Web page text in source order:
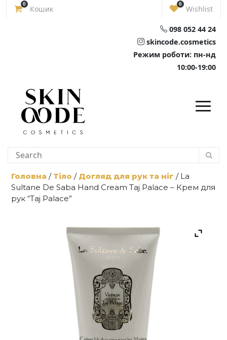
Skip
0
Кошик
0
Wishlist
098 052 44 24
skincode.cosmetics
Режим роботи: пн-нд
10:00-19:00
Головна / Тіло / Догляд для рук та ніг / La
Sultane De Saba Hand Cream Taj Palace – Крем для
рук “Taj Palace”